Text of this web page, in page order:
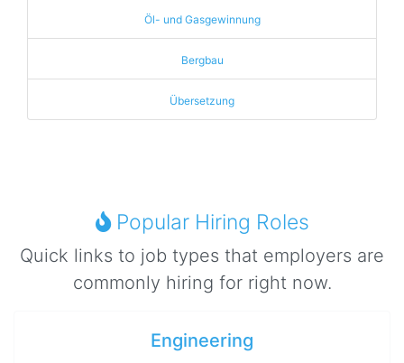
Öl- und Gasgewinnung
Bergbau
Übersetzung
Popular Hiring Roles
Quick links to job types that employers are
commonly hiring for right now.
Engineering